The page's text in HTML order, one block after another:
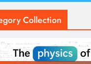
Collection